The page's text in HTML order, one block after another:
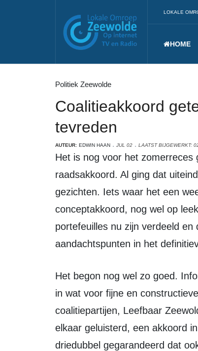
LOKALE
HOME
Politiek Zeewolde
Coalitieakkoord
tevreden
AUTEUR: EDWIN HAAN JUL 02 LAATST BIJGEWERKT:
Het is nog voor het zomerreces gelukt, het ondertekenen van het definitieve
raadsakkoord. Al ging dat
gezichten. Iets waar het een
conceptakkoord, nog wel op
portefeuilles nu zijn verdeeld
aandachtspunten in het
Het begon nog wel zo goed. Informateur Roerig kwam nog maar eens vertellen
in wat voor fijne en
coalitiepartijen, Leefbaar
elkaar geluisterd, een akkoord
driedubbel gegarandeerd dat